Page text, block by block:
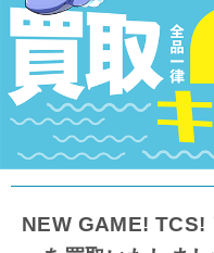
NEW GAME! TCS!